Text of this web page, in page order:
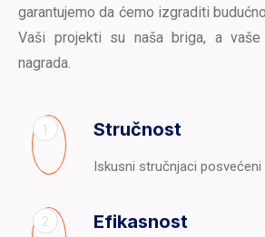
garantujemo da ćemo izgraditi
Vaši projekti su naša briga, a vaše
nagrada.
1 Stručnost
Iskusni stručnjaci posvećeni
2 Efikasnost